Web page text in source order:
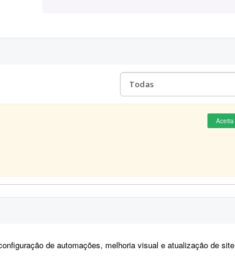
Aceita
automações, melhoria visual e atualização de site de notícias em WordPress. At...